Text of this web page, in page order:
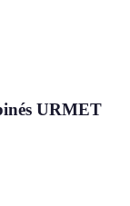
URMET